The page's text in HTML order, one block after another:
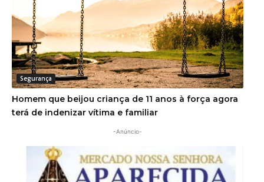
Segurança
Homem que beijou criança de 11 anos à força agora
terá de indenizar vítima e familiar
-Anúncio-